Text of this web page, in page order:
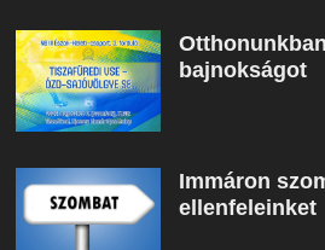
bajnokságot
Immáron
ellenfeleinket